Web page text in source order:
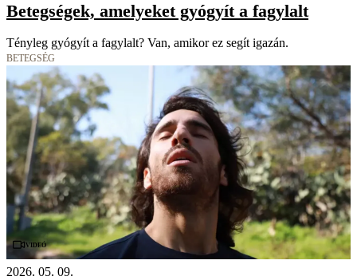
Betegségek, amelyeket gyógyít a fagylalt
Tényleg gyógyít a fagylalt? Van, amikor ez segít igazán.
BETEGSÉG
Videó
2026. 05. 09.